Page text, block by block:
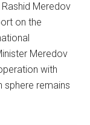
Meredov
on the
Meredov
with
sphere remains